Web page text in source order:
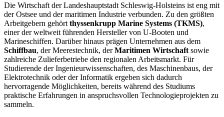
Die Wirtschaft der Landeshauptstadt Schleswig-Holsteins ist eng mit
der Ostsee und der maritimen Industrie verbunden. Zu den größten
Arbeitgebern gehört thyssenkrupp Marine Systems (TKMS),
einer der weltweit führenden Hersteller von U-Booten und
Marineschiffen. Darüber hinaus prägen Unternehmen aus dem
Schiffbau, der Meerestechnik, derMaritimen Wirtschaft sowie
zahlreiche Zulieferbetriebe den regionalen Arbeitsmarkt. Für
Studierende der Ingenieurwissenschaften, des Maschinenbaus, der
Elektrotechnik oder der Informatik ergeben sich dadurch
hervorragende Möglichkeiten, bereits während des Studiums
praktische Erfahrungen in anspruchsvollen Technologieprojekten zu
sammeln.